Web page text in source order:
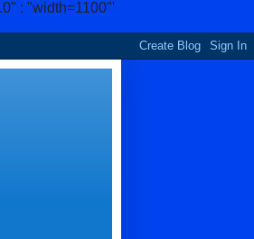
: "width=1100"'